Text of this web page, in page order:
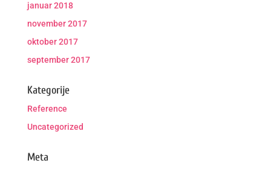
januar 2018
november 2017
oktober 2017
september 2017
Kategorije
Reference
Uncategorized
Meta